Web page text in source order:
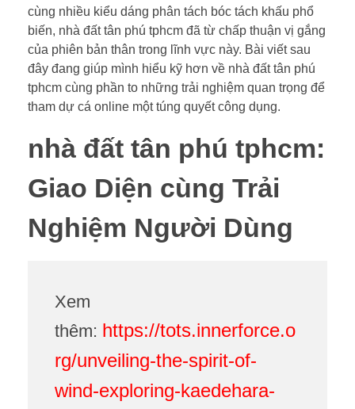
cùng nhiều kiểu dáng phân tách bóc tách khấu phổ
biến, nhà đất tân phú tphcm đã từ chấp thuận vị gắng
của phiên bản thân trong lĩnh vực này. Bài viết sau
đây đang giúp mình hiểu kỹ hơn về nhà đất tân phú
tphcm cùng phần to những trải nghiệm quan trọng để
tham dự cá online một túng quyết công dụng.
nhà đất tân phú tphcm:
Giao Diện cùng Trải
Nghiệm Người Dùng
Xem
thêm: https://tots.innerforce.o
rg/unveiling-the-spirit-of-
wind-exploring-kaedehara-